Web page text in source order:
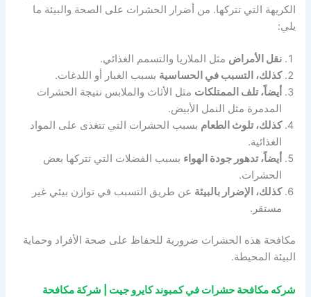
الكريهة التي تتركها. من أضرار الحشرات على الصحة والبيئة ما
يلي:
نقل الأمراض مثل الملاريا والتسمم الغذائي.
كذلك، التسبب في الحساسية بسبب الغبار أو اللدغات.
أيضاً، تلف الممتلكات مثل الأثاث والملابس نتيجة الحشرات
المدمرة مثل النمل الأبيض.
كذلك، تلوث الطعام بسبب الحشرات التي تتغذى على المواد
الغذائية.
أيضاً، تدهور جودة الهواء بسبب الفضلات التي تتركها بعض
الحشرات.
كذلك، الإضرار بالبيئة عن طريق التسبب في توازن بيئي غير
مستقر.
مكافحة هذه الحشرات ضرورية للحفاظ على صحة الأفراد وحماية
البيئة المحيطة.
شركه مكافحة حشرات في كمبوند كايرو جيت | شركة مكافحة